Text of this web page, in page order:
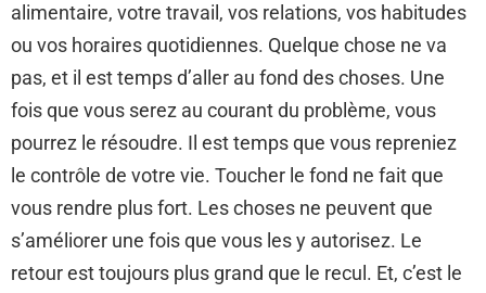
alimentaire, votre travail, vos relations, vos habitudes
ou vos horaires quotidiennes. Quelque chose ne va
pas, et il est temps d’aller au fond des choses. Une
fois que vous serez au courant du problème, vous
pourrez le résoudre. Il est temps que vous repreniez
le contrôle de votre vie. Toucher le fond ne fait que
vous rendre plus fort. Les choses ne peuvent que
s’améliorer une fois que vous les y autorisez. Le
retour est toujours plus grand que le recul. Et, c’est le